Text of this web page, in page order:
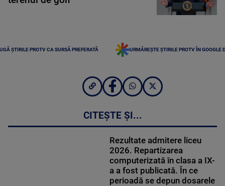
ȘTIRILE PROTV CA SURSĂ PREFERATĂ URMĂREȘTE ȘTIRILE PROTV ÎN GOOGLE
CITEȘTE ȘI...
Rezultate admitere liceu
2026. Repartizarea
computerizată în clasa a IX-
a a fost publicată. În ce
perioadă se depun dosarele